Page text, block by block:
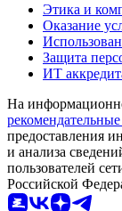
Этика и
Оказание
Защита
ИТ
На
предоставления
и анализа
пользователей
Российской